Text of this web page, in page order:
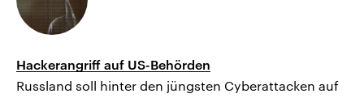
Hackerangriff auf US-Behörden
Russland soll hinter den jüngsten Cyberattacken auf